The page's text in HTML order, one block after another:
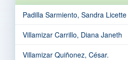
Padilla Sarmiento, Sandra Licette
Villamizar Carrillo, Diana Janeth
Villamizar Quiñonez, César.